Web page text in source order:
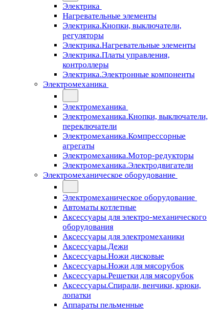
Электрика
Нагревательные элементы
Электрика.Кнопки, выключатели,
регуляторы
Электрика.Нагревательные элементы
Электрика.Платы управления,
контроллеры
Электрика.Электронные компоненты
Электромеханика
Электромеханика
Электромеханика.Кнопки, выключатели,
переключатели
Электромеханика.Компрессорные
агрегаты
Электромеханика.Мотор-редукторы
Электромеханика.Электродвигатели
Электромеханическое оборудование
Электромеханическое оборудование
Автоматы котлетные
Аксессуары для электро-механического
оборудования
Аксессуары для электромеханики
Аксессуары.Дежи
Аксессуары.Ножи дисковые
Аксессуары.Ножи для мясорубок
Аксессуары.Решетки для мясорубок
Аксессуары.Спирали, венчики, крюки,
лопатки
Аппараты пельменные